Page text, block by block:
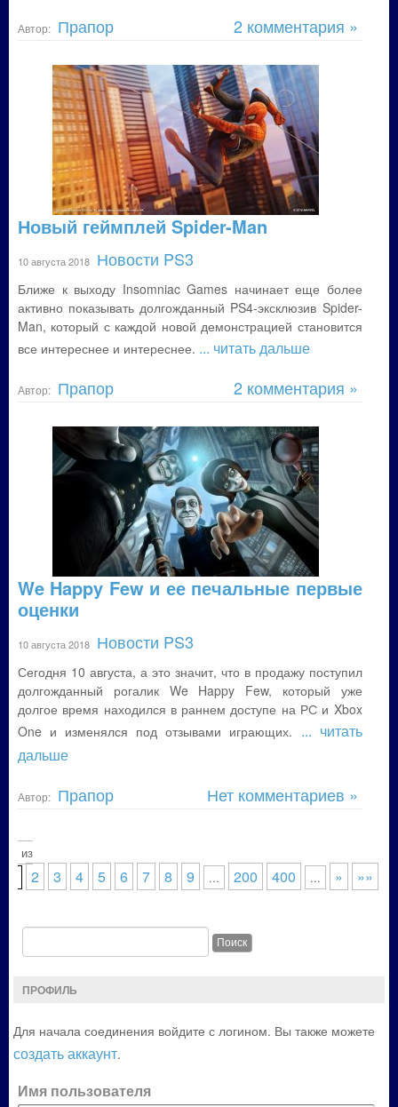
Автор: Прапор 2 комментария »
Новый геймплей Spider-Man
10 августа 2018 Новости PS3
Ближе к выходу Insomniac Games начинает еще более
активно показывать долгожданный PS4-эксклюзив Spider-
Man, который с каждой новой демонстрацией становится
все интереснее и интереснее. ... читать дальше
Автор: Прапор 2 комментария »
We Happy Few и ее печальные первые
оценки
10 августа 2018 Новости PS3
Сегодня 10 августа, а это значит, что в продажу поступил
долгожданный рогалик We Happy Few, который уже
долгое время находился в раннем доступе на РС и Xbox
One и изменялся под отзывами играющих. ... читать
дальше
Автор: Прапор Нет комментариев »
1 из
2 3 4 5 6 7 8 9 ... 200 400 ... » »»
ПРОФИЛЬ
Для начала соединения войдите с логином. Вы также можете
создать аккаунт.
Имя пользователя